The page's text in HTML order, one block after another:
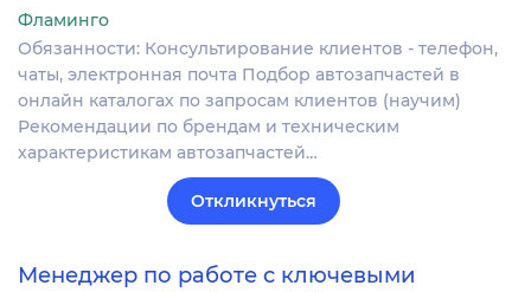
Фламинго
Обязанности: Консультирование клиентов - телефон,
чаты, электронная почта Подбор автозапчастей в
онлайн каталогах по запросам клиентов (научим)
Рекомендации по брендам и техническим
характеристикам автозапчастей…
Откликнуться
Менеджер по работе с ключевыми